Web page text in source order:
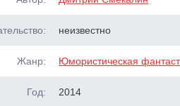
неизвестно
Жанр: Юмористическая
Год: 2014